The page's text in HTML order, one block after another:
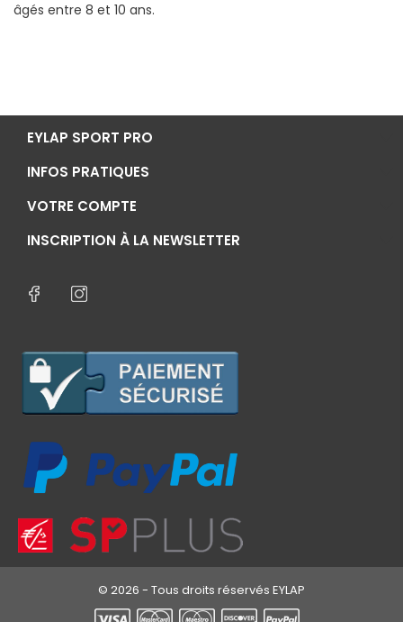
âgés entre 8 et 10 ans.
EYLAP SPORT PRO
INFOS PRATIQUES
VOTRE COMPTE
INSCRIPTION À LA NEWSLETTER
© 2026 - Tous droits réservés EYLAP